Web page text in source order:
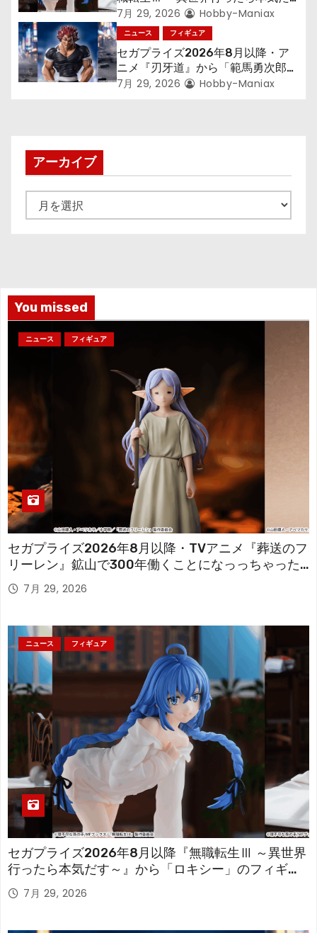
す～』から「ロキシー」のフィギュ
アが登場！
7月 29, 2026 Hobby-Maniax
ニュース フィギュア
セガプライズ2026年8月以降・ア
ニメ『刃牙道』から「範馬勇次郎」
が登場ッッ!!
7月 29, 2026 Hobby-Maniax
アーカイブ
ー
You missed
ニュース フィギュア
セガプライズ2026年8月以降・TVアニメ『葬送のフ
リーレン』鉱山で300年働くことになっっちゃった
「フリーレン」を立体化！
7月 29, 2026
ニュース フィギュア
セガプライズ2026年8月以降『無職転生Ⅲ ～異世界
行ったら本気だす～』から「ロキシー」のフィギュ
アが登場！
7月 29, 2026